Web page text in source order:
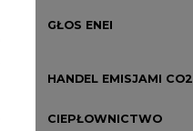
GŁOS ENEI
HANDEL EMISJAMI CO2
CIEPŁOWNICTWO